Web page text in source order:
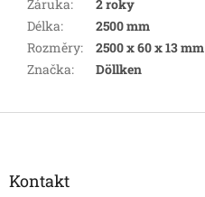
Záruka:
2 roky
Délka:
2500 mm
Rozměry:
2500 x 60 x 13 mm
Značka: Döllken
Z
Kontakt